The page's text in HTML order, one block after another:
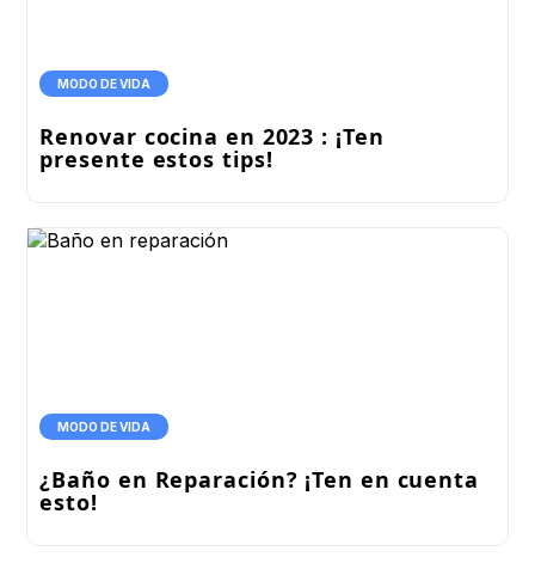
MODO DE VIDA
Renovar cocina en 2023 : ¡Ten
presente estos tips!
MODO DE VIDA
¿Baño en Reparación? ¡Ten en cuenta
esto!